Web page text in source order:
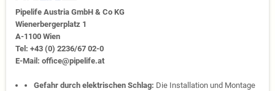
Pipelife Austria GmbH & Co KG
Wienerbergerplatz 1
A-1100 Wien
Tel: +43 (0) 2236/67 02-0
E-Mail: office@pipelife.at
Gefahr durch elektrischen Schlag: Die Installation und Montage